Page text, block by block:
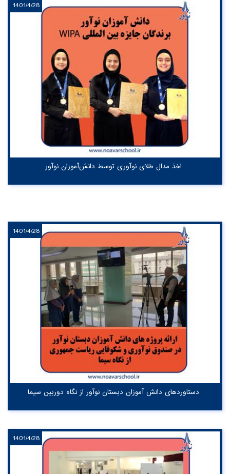
1401/4/28
اخذ مدال طلای نوآوری توسط دانش‌آموزان نوآور
1401/4/28
دستاوردهای دانش آموزان دبستان نوآور از نگاه دوربین سیما
1401/4/28